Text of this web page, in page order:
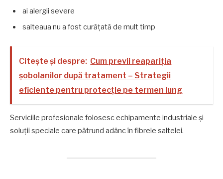
ai alergii severe
salteaua nu a fost curățată de mult timp
Citește și despre: Cum previi reapariția
șobolanilor după tratament – Strategii
eficiente pentru protecție pe termen lung
Serviciile profesionale folosesc echipamente industriale și
soluții speciale care pătrund adânc în fibrele saltelei.